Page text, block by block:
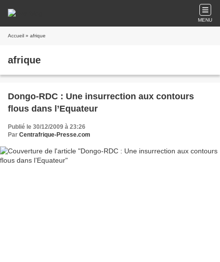
MENU
Accueil » afrique
afrique
Dongo-RDC : Une insurrection aux contours
flous dans l’Equateur
Publié le 30/12/2009 à 23:26
Par Centrafrique-Presse.com